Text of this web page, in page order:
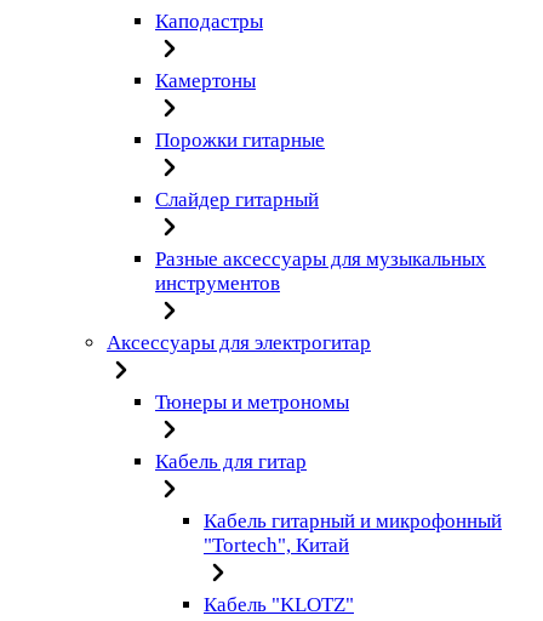
Каподастры
Камертоны
Порожки гитарные
Слайдер гитарный
Разные аксессуары для музыкальных
инструментов
Аксессуары для электрогитар
Тюнеры и метрономы
Кабель для гитар
Кабель гитарный и микрофонный
"Tortech", Китай
Кабель "KLOTZ"